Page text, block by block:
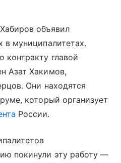
объявил
в муниципалитетах.
контракту главой
Азат Хакимов,
Они находятся
который организует
России.
покинули эту работу —